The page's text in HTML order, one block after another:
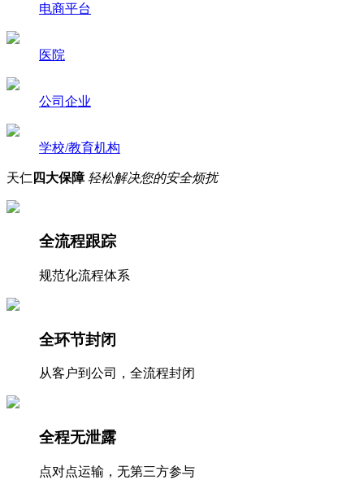
电商平台
医院
公司企业
学校/教育机构
天仁 四大保障 轻松解决您的安全烦扰
全流程跟踪
规范化流程体系
全环节封闭
从客户到公司，全流程封闭
全程无泄露
点对点运输，无第三方参与